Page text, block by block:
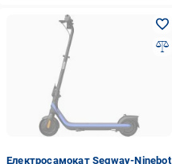
Електросамокат Segway-Ninebot